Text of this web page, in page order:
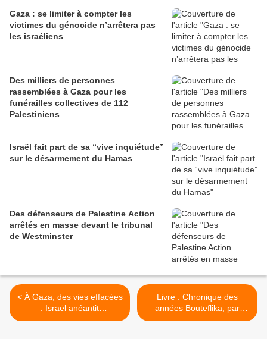
Gaza : se limiter à compter les
victimes du génocide n’arrêtera pas
les israéliens
Des milliers de personnes
rassemblées à Gaza pour les
funérailles collectives de 112
Palestiniens
Israël fait part de sa “vive inquiétude”
sur le désarmement du Hamas
Des défenseurs de Palestine Action
arrêtés en masse devant le tribunal
de Westminster
< À Gaza, des vies effacées
: Israël anéantit
volontairement des familles
Livre : Chronique des
années Bouteflika, par
Hocine Malti >